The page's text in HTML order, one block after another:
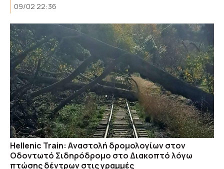
09/02 22:36
Hellenic Train: Aναστολή δρομολογίων στον
Οδοντωτό Σιδηρόδρομο στο Διακοπτό λόγω
πτώσης δέντρων στις γραμμές